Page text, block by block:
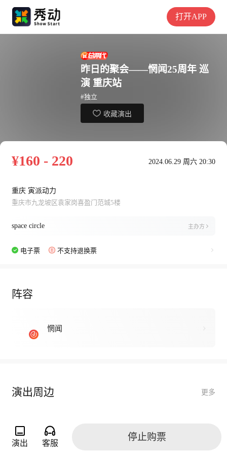
打开APP
昨日的聚会——惘闻25周年 巡
演 重庆站
#独立
收藏演出
¥160 - 220 2024.06.29 周六 20:30
重庆 寅派动力
重庆市九龙坡区袁家岗喜盈门范城5楼
space circle 主办方
电子票 不支持退换票
阵容
惘闻
演出周边 更多
演出 客服
停止购票